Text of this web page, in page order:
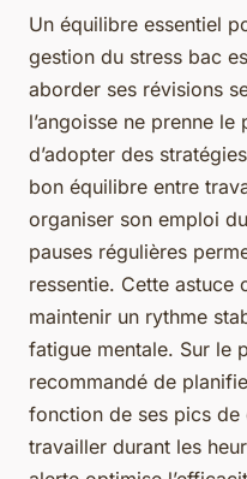
Un équilibre essentiel
gestion du stress bac
aborder ses révisions
l’angoisse ne prenne
d’adopter des
bon équilibre entre
organiser son emploi
pauses régulières
ressentie. Cette astuce
maintenir un rythme
fatigue mentale. Sur le
recommandé de
fonction de ses pics de
travailler durant les